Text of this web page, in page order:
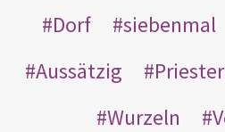
Dorf
siebenmal
Aussätzig
Wurzeln